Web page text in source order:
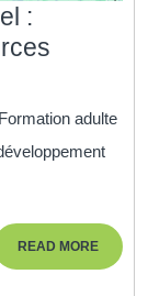
:
adulte
READ MOREREAD
MORE